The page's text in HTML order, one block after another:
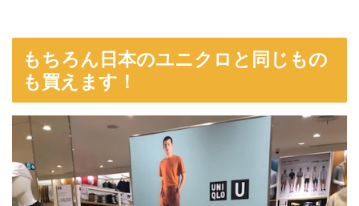
もちろん日本のユニクロと同じもの
も買えます！